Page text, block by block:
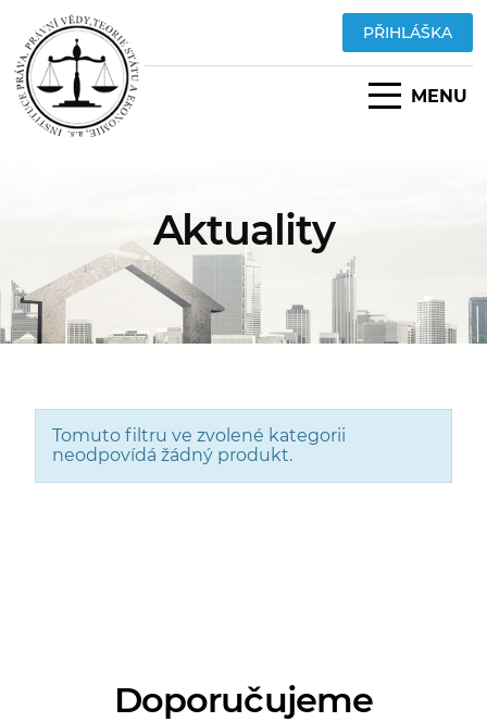
PŘIHLÁŠKA
MENU
Aktuality
Tomuto filtru ve zvolené kategorii
neodpovídá žádný produkt.
Doporučujeme